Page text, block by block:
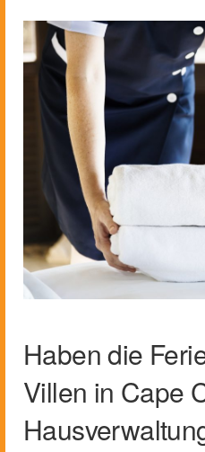
Haben die
Villen in Cape